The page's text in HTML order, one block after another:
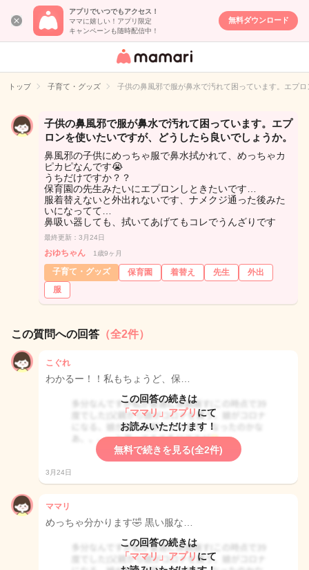
アプリでいつでもアクセス！
ママに嬉しい！アプリ限定
キャンペーンも随時配信中！
無料ダウンロード
女性専用匿名QA
イト
トップ 子育て・グッズ 子供の鼻風邪で服が鼻水で汚れて困っています。エプ
子供の鼻風邪で服が鼻水で汚れて困っています。エプ
ロンを使いたいですが、どうしたら良いでしょうか。
鼻風邪の子供にめっちゃ服で鼻水拭かれて、めっちゃカ
ピカピなんです😭
うちだけですか？？
保育園の先生みたいにエプロンしときたいです…
服着替えないと外出れないです、ナメクジ通った後みた
いになってて…
鼻吸い器しても、拭いてあげてもコレでうんざりです
最終更新：3月24日
おゆちゃん 1歳9ヶ月
子育て・グッズ 保育園 着替え 先生
外出
服
この質問への回答 （全2件）
こぐれ
わかるー！！私もちょうど、保…
この回答の続きは
「ママリ」アプリ にて
お読みいただけます！
無料で続きを見る(全2件)
3月24日
ママリ
めっちゃ分かります🤣 黒い服な…
この回答の続きは
「ママリ」アプリ にて